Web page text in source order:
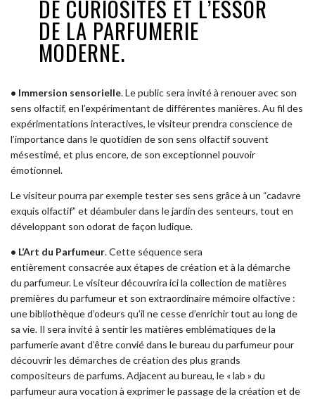
DE CURIOSITÉS ET L’ESSOR
DE LA PARFUMERIE
MODERNE.
• Immersion sensorielle. Le public sera invité à renouer avec son
sens olfactif, en l’expérimentant de différentes manières. Au fil des
expérimentations interactives, le visiteur prendra conscience de
l’importance dans le quotidien de son sens olfactif souvent
mésestimé, et plus encore, de son exceptionnel pouvoir
émotionnel.
Le visiteur pourra par exemple tester ses sens grâce à un “cadavre
exquis olfactif” et déambuler dans le jardin des senteurs, tout en
développant son odorat de façon ludique.
• L’Art du Parfumeur. Cette séquence sera
entièrement consacrée aux étapes de création et à la démarche
du parfumeur. Le visiteur découvrira ici la collection de matières
premières du parfumeur et son extraordinaire mémoire olfactive :
une bibliothèque d’odeurs qu’il ne cesse d’enrichir tout au long de
sa vie. Il sera invité à sentir les matières emblématiques de la
parfumerie avant d’être convié dans le bureau du parfumeur pour
découvrir les démarches de création des plus grands
compositeurs de parfums. Adjacent au bureau, le « lab » du
parfumeur aura vocation à exprimer le passage de la création et de